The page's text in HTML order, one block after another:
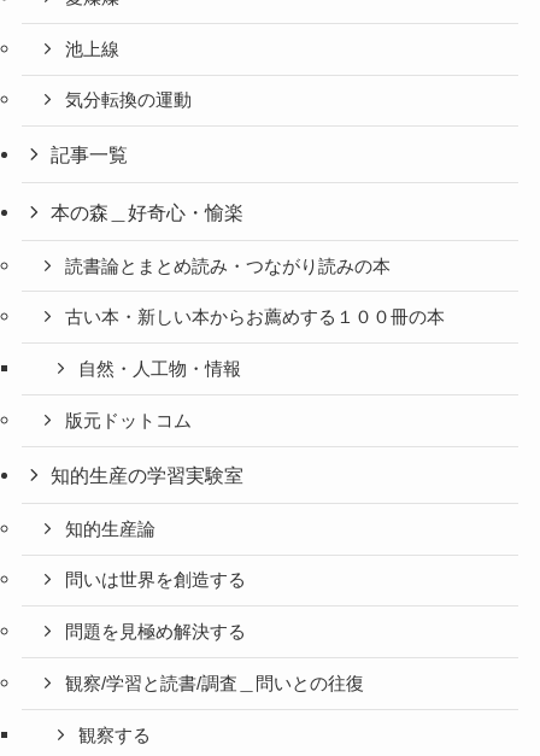
池上線
気分転換の運動
記事一覧
本の森＿好奇心・愉楽
読書論とまとめ読み・つながり読みの本
古い本・新しい本からお薦めする１００冊の本
自然・人工物・情報
版元ドットコム
知的生産の学習実験室
知的生産論
問いは世界を創造する
問題を見極め解決する
観察/学習と読書/調査＿問いとの往復
観察する